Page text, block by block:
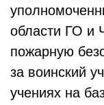
области ГО и
пожарную
за воинский
учениях на